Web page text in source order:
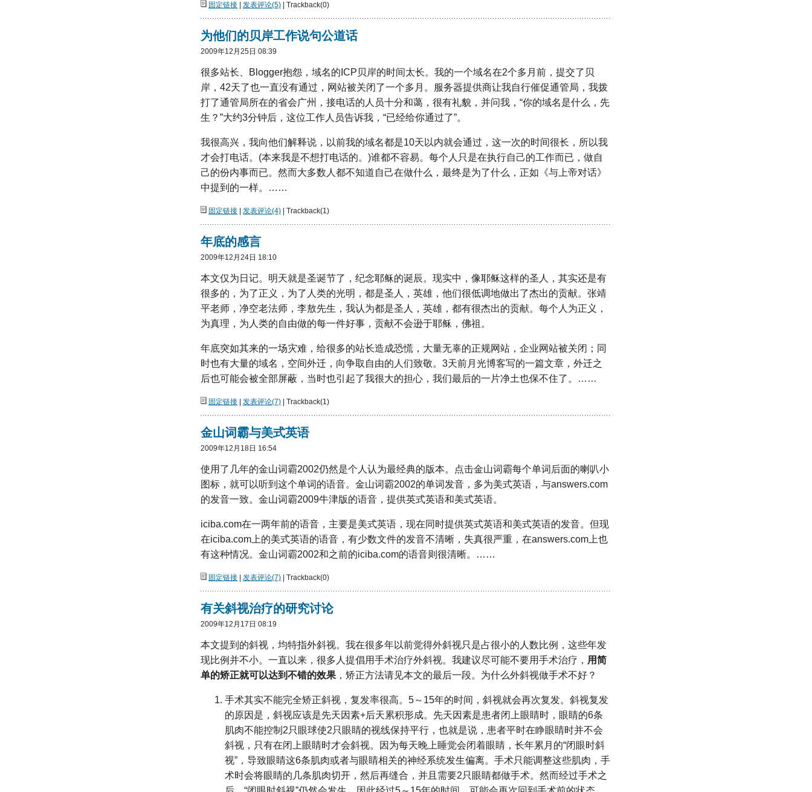
固定链接 发表评论(5) | Trackback(0)
为他们的贝岸工作说句公道话
2009年12月25日 08:39
很多站长、Blogger抱怨，域名的ICP贝岸的时间太长。我的一个域名在2个多月前，提交了贝
岸，42天了也一直没有通过，网站被关闭了一个多月。服务器提供商让我自行催促通管局，我拨
打了通管局所在的省会广州，接电话的人员十分和蔼，很有礼貌，并问我，“你的域名是什么，先
生？”大约3分钟后，这位工作人员告诉我，“已经给你通过了”。
我很高兴，我向他们解释说，以前我的域名都是10天以内就会通过，这一次的时间很长，所以我
才会打电话。(本来我是不想打电话的。)谁都不容易。每个人只是在执行自己的工作而已，做自
己的份内事而已。然而大多数人都不知道自己在做什么，最终是为了什么，正如《与上帝对话》
中提到的一样。……
固定链接 发表评论(4) | Trackback(1)
年底的感言
2009年12月24日 18:10
本文仅为日记。明天就是圣诞节了，纪念耶稣的诞辰。现实中，像耶稣这样的圣人，其实还是有
很多的，为了正义，为了人类的光明，都是圣人，英雄，他们很低调地做出了杰出的贡献。张靖
平老师，净空老法师，李敖先生，我认为都是圣人，英雄，都有很杰出的贡献。每个人为正义，
为真理，为人类的自由做的每一件好事，贡献不会逊于耶稣，佛祖。
年底突如其来的一场灾难，给很多的站长造成恐慌，大量无辜的正规网站，企业网站被关闭；同
时也有大量的域名，空间外迁，向争取自由的人们致敬。3天前月光博客写的一篇文章，外迁之
后也可能会被全部屏蔽，当时也引起了我很大的担心，我们最后的一片净土也保不住了。……
固定链接 发表评论(7) | Trackback(1)
金山词霸与美式英语
2009年12月18日 16:54
使用了几年的金山词霸2002仍然是个人认为最经典的版本。点击金山词霸每个单词后面的喇叭小
图标，就可以听到这个单词的语音。金山词霸2002的单词发音，多为美式英语，与answers.com
的发音一致。金山词霸2009牛津版的语音，提供英式英语和美式英语。
iciba.com在一两年前的语音，主要是美式英语，现在同时提供英式英语和美式英语的发音。但现
在iciba.com上的美式英语的语音，有少数文件的发音不清晰，失真很严重，在answers.com上也
有这种情况。金山词霸2002和之前的iciba.com的语音则很清晰。……
固定链接 发表评论(7) | Trackback(0)
有关斜视治疗的研究讨论
2009年12月17日 08:19
本文提到的斜视，均特指外斜视。我在很多年以前觉得外斜视只是占很小的人数比例，这些年发
现比例并不小。一直以来，很多人提倡用手术治疗外斜视。我建议尽可能不要用手术治疗， 用简
单的矫正就可以达到不错的效果 ，矫正方法请见本文的最后一段。为什么外斜视做手术不好？
手术其实不能完全矫正斜视，复发率很高。5～15年的时间，斜视就会再次复发。斜视复发
的原因是，斜视应该是先天因素+后天累积形成。先天因素是患者闭上眼睛时，眼睛的6条
肌肉不能控制2只眼球使2只眼睛的视线保持平行，也就是说，患者平时在睁眼睛时并不会
斜视，只有在闭上眼睛时才会斜视。因为每天晚上睡觉会闭着眼睛，长年累月的“闭眼时斜
视”，导致眼睛这6条肌肉或者与眼睛相关的神经系统发生偏离。手术只能调整这些肌肉，手
术时会将眼睛的几条肌肉切开，然后再缝合，并且需要2只眼睛都做手术。然而经过手术之